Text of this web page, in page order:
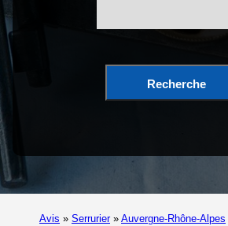
Recherche
Avis » Serrurier » Auvergne-Rhône-Alpes